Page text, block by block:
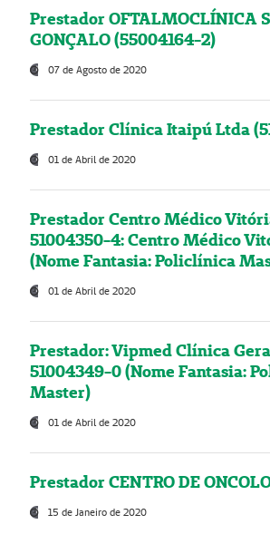
Prestador OFTALMOCLÍNICA
GONÇALO (55004164-2)
07 de Agosto de 2020
Prestador Clínica Itaipú Ltda
01 de Abril de 2020
Prestador Centro Médico
51004350-4: Centro Médico
(Nome Fantasia: Policlínica
01 de Abril de 2020
Prestador: Vipmed Clínica
51004349-0 (Nome Fantasia:
Master)
01 de Abril de 2020
Prestador CENTRO DE
15 de Janeiro de 2020